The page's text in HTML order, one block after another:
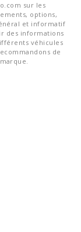
sur les
options,
et informatif
des informations
véhicules
de